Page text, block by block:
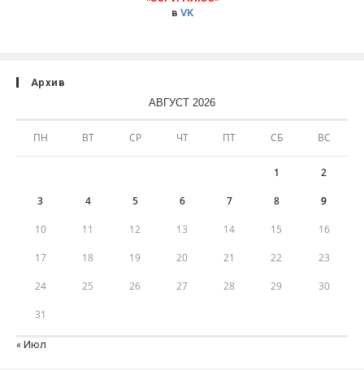
в VK
Архив
АВГУСТ 2026
ПН ВТ СР ЧТ ПТ СБ ВС
1 2
3 4 5 6 7 8 9
10 11 12 13 14 15 16
17 18 19 20 21 22 23
24 25 26 27 28 29 30
31
« Июл